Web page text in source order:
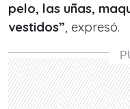
pelo, las uñas,
vestidos”, expresó.